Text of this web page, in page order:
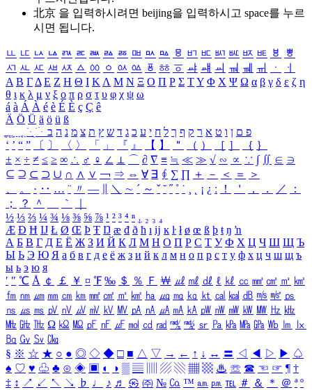
北京 을 입력하시려면 beijing을 입력하시고 space를 누르
시면 됩니다.
ㅥ ㅦ ㅧ ㅨ ㅩ ㅪ ㅫ ㅬ ㅭ ㅮ ㅯ ㅰ ㅱ ㅲ ㅳ ㅴ ㅵ ㅶ ㅷ ㅸ
ㅹ
ㅺ ㅻ ㅼ ㅽ ㅾ ㅿ ㆀ ㆁ ㆂ ㆃ ㆄ ㆅ ㆆ ㆇ ㆈ ㆉ ㆊ ㆋ ㆌ ㆍ
ㆎ
Α Β ΓΔ Ε Ζ Η Θ Ι ΚΛ Μ Ν Ξ Ο Π Ρ Σ ΤΥ Φ Χ Ψ Ω α β γ δ ε ζ η
θ ι κ λ μ ν ξ ο π ρ σ τ υ φ χ ψ ω
á à Á À é è É È ç Ç ê
Ä Ö Ü ä ö ü ß
ִֶֹ ֻּ ׁׂ פ ם ן ו ט א ר ק ף ך ל ח י ע כ ג ד ש ץ ת צ מ נ ה ב
‘ ’ “ ” 〔 〕 〈 〉 「 」 『 』 【 】 ＂ （ ） ［ ］ ｛ ｝
± × ÷ ≠ ≤ ≥ ∞ ∴ ♂ ♀ ∠ ⊥ ⌒ ∂ ∇ ≡ ≒ ≪ ≫ √ ∽ ∝ ∵ ∫ ∬ ∈ ∋
⊆ ⊇ ⊂ ⊃ ∪ ∩ ∧ ∨ ￢ ⇒ ⇔ ∀ ∃ ∮ ∑ ∏ ＋ － ＜ ＝
＞
、
。 · ‥ … ¨ 〃 ― ＼ ∼ ´ ～ ˇ ˘ ˝ ˚ ˙ ¸ ¡ ¿ ː ！ ＇ ， ． ／
：
；
？ ＾ ｀
½ ⅓ ⅔ ¼ ¾ ⅛ ⅜ ⅝ ⅞ ¹ ² ³ ⁴ ⁿ ₁ ₂ ₃ ₄
Æ Ð Ħ Ĳ Ł Ø Œ Þ Ŧ Ŋ æ đ ð ħ ı ĳ ĸ ŀ ł ø œ ß þ ŧ ŋ ŉ
А Б В Г Д Е Ё Ж З И Й К Л М Н О П Р С Т У Ф Х Ц Ч Ш Щ Ъ
Ы Ь Э Ю Я а б в г д е ё ж з и й к л м н о п р с т у ф х ц ч ш щ ъ
ы ь э ю я
′ ″ ℃ Å ￠ ￡ ￥ ¤ ℉ ‰ ＄ ％ Ｆ ￦ ㎕ ㎖ ㎗ ℓ ㎘ ㏄ ㎣ ㎤ ㎥ ㎦
㎙ ㎚ ㎛ ㎜ ㎝ ㎞ ㎟ ㎠ ㎡ ㎢ ㏊ ㎍ ㎎ ㎏ ㏏ ㎈ ㎉ ㏈ ㎧ ㎨ ㎰
㎱ ㎲ ㎳ ㎴ ㎵ ㎶ ㎷ ㎸ ㎹ ㎀ ㎁ ㎂ ㎃ ㎄ ㎺ ㎻ ㎽ ㎾ ㎿ ㎐ ㎑
㎒ ㎓ ㎔ Ω ㏀ ㏁ ㎊ ㎋ ㎌ ㏖ ㏅ ㎭ ㎮ ㎯ ㏛ ㎩ ㎪ ㎫ ㎬ ㏝ ㏐
㏓
㏃ ㏉ ㏜ ㏆
§ ※ ☆ ★ ○ ● ◎ ◇ ◆ □ ■ △ ▽ → ← ↑ ↓ ↔ 〓 ◁ ◀ ▷ ▶ ♤
♠ ♡ ♥ ♧ ♣ ⊙ ◈ ▣ ◐ ◑ ▒ ▤ ▨ ▧ ▦ ▩ ♨ ☏ ☎ ☜ ☞ ¶ †
‡ ↕ ↗ ↙ ↖ ↘ ♭ ♩ ♪ ♬ ㉿ ㈜ № ㏇ ™ ㏂ ㏘ ℡ ＃ ＆ ＊ ＠ ª º